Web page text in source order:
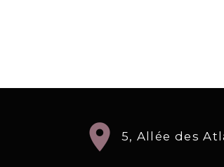
location_on 5, Allée des